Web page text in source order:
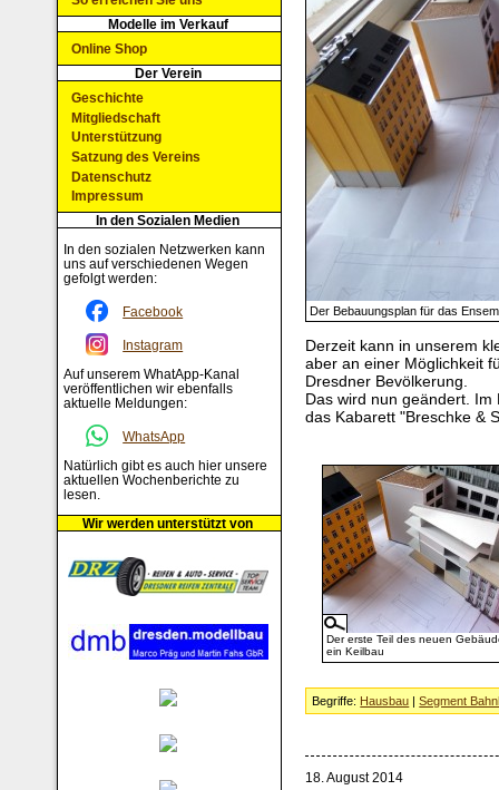
Der Bebauungsplan für das
Derzeit kann in unserem
aber an einer Möglichkeit
Dresdner Bevölkerung.
Das wird nun geändert.
das Kabarett "Breschke &
Der erste Teil des neuen
ein Keilbau
Begriffe: Hausbau |Segment
18. August 2014
Modelle im Verkauf
Online Shop
Der Verein
Geschichte
Mitgliedschaft
Unterstützung
Satzung des Vereins
Datenschutz
Impressum
In den Sozialen Medien
In den sozialen Netzwerken kann
uns auf verschiedenen Wegen
gefolgt werden:
Facebook
Instagram
Auf unserem WhatApp-Kanal
veröffentlichen wir ebenfalls
aktuelle Meldungen:
WhatsApp
Natürlich gibt es auch hier unsere
aktuellen Wochenberichte zu
lesen.
Wir werden unterstützt von